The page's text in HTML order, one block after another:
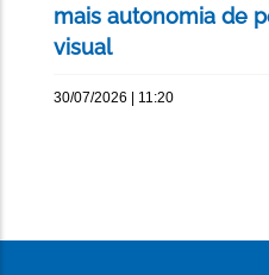
mais autonomia de
visual
30/07/2026 | 11:20